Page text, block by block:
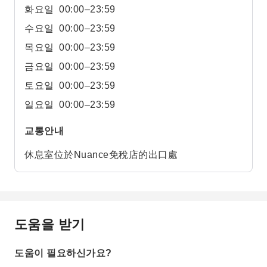
화요일
00:00–23:59
수요일
00:00–23:59
목요일
00:00–23:59
금요일
00:00–23:59
토요일
00:00–23:59
일요일
00:00–23:59
교통안내
休息室位於Nuance免稅店的出口處
도움을 받기
도움이 필요하신가요?